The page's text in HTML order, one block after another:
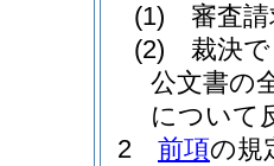
(1)
審査
(2)
裁決
公文書の
について
2
前項の規